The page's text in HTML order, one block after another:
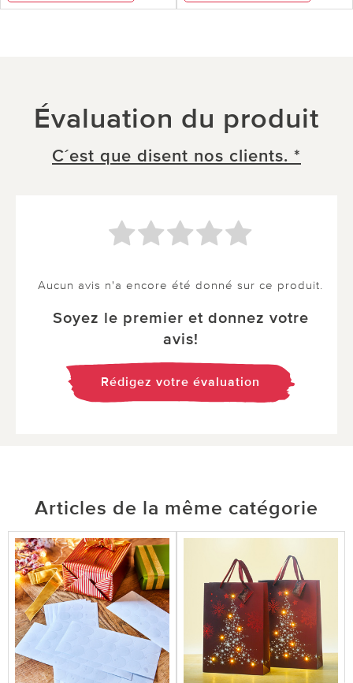
Évaluation du produit
C´est que disent nos clients. *
Aucun avis n'a encore été donné sur ce produit.
Soyez le premier et donnez votre
avis!
Rédigez votre évaluation
Articles de la même catégorie